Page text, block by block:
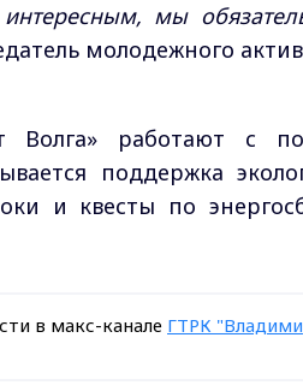
мы
молодежного
Волга» работают с
поддержка
и квесты по
в макс-канале ГТРК